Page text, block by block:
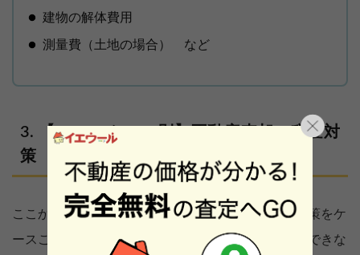
建物の解体費用
測量費（土地の場合） など
【10つのケース別】不動産売却の税金対
策
ここからは、売却予定の不動産に適用できる税金対策をケ
ースごとに解説します。方法が適応できるケースとできな